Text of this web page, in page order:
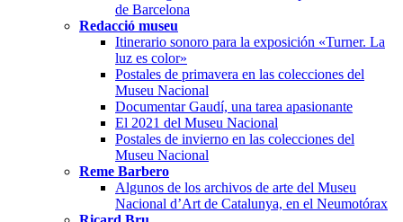
de Barcelona
Redacció museu
Itinerario sonoro para la exposición «Turner. La
luz es color»
Postales de primavera en las colecciones del
Museu Nacional
Documentar Gaudí, una tarea apasionante
El 2021 del Museu Nacional
Postales de invierno en las colecciones del
Museu Nacional
Reme Barbero
Algunos de los archivos de arte del Museu
Nacional d’Art de Catalunya, en el Neumotórax